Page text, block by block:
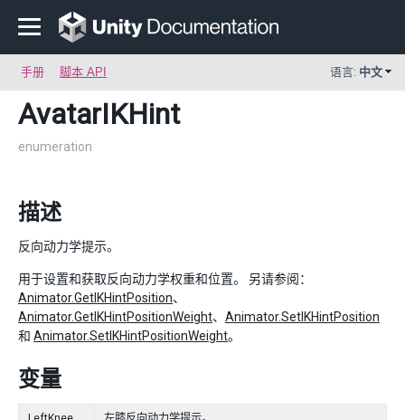
手册 脚本 API 语言: 中文
AvatarIKHint
enumeration
描述
反向动力学提示。
用于设置和获取反向动力学权重和位置。 另请参阅：
Animator.GetIKHintPosition、
Animator.GetIKHintPositionWeight、 Animator.SetIKHintPosition
和 Animator.SetIKHintPositionWeight。
变量